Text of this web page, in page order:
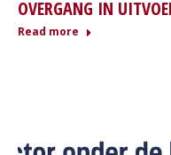
OVERGANG IN
Read more